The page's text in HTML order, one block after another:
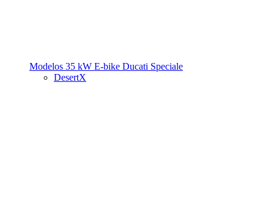
Modelos 35 kW E-bike Ducati Speciale
DesertX